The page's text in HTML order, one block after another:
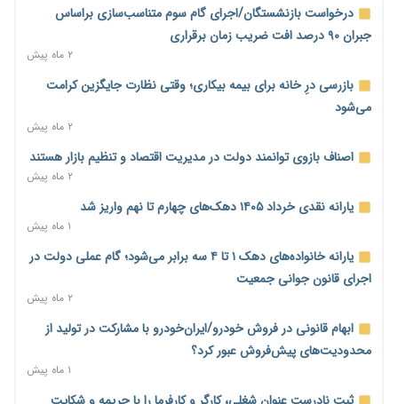
می‌شود
رئیس سازمان امور مالیاتی: بلاگرهای پردرآمد مشمول پرداخت
مالیات هستند
پیش‌بینی افزایش تولید برنج؛ نیاز وارداتی کشور به ۵۰۰ هزار تن
کاهش می‌یابد
۲ روز پیش
اختیارات جدید گمرکات برای تمدید ورود موقت کالا و خودرو تا
درخواست بازنشستگان/اجرای گام سوم متناسب‌سازی براساس
جبران ۹۰ درصد افت ضریب زمان برقراری
۲ ماه پیش
بازرسی درِ خانه برای بیمه بیکاری؛ وقتی نظارت جایگزین کرامت
می‌شود
۲ ماه پیش
اصناف بازوی توانمند دولت در مدیریت اقتصاد و تنظیم بازار هستند
۲ ماه پیش
یارانه نقدی خرداد ۱۴۰۵ دهک‌های چهارم تا نهم واریز شد
۱ ماه پیش
یارانه خانواده‌های دهک ۱ تا ۴ سه برابر می‌شود؛ گام عملی دولت در
اجرای قانون جوانی جمعیت
۲ ماه پیش
ابهام قانونی در فروش خودرو/ایران‌خودرو با مشارکت در تولید از
محدودیت‌های پیش‌فروش عبور کرد؟
۱ ماه پیش